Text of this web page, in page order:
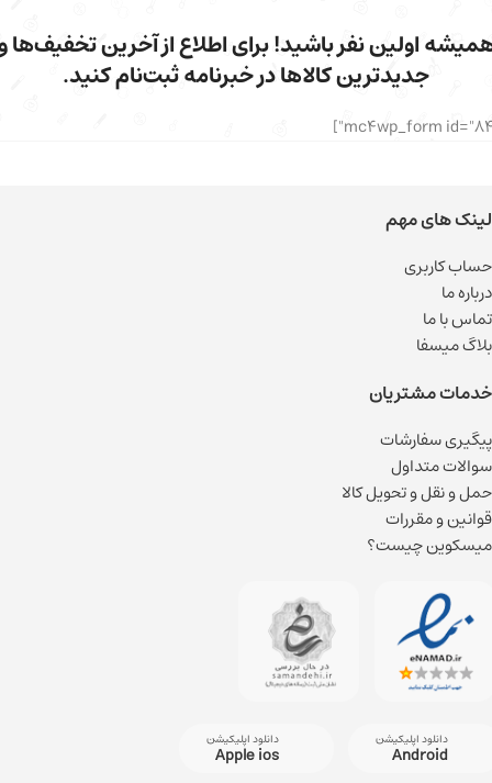
اولین نفر باشید! برای اطلاع از آخرین تخفیف‌ها
جدیدترین کالاها در خبرنامه ثبت‌نام کنید.
لینک های مهم
حساب کاربری
درباره ما
تماس با ما
بلاگ میسفا
خدمات مشتریان
پیگیری سفارشات
سوالات متداول
حمل و نقل و تحویل کالا
قوانین و مقررات
میسکوین چیست؟
دانلود اپلیکیشن
Android
دانلود اپلیکیشن
Apple ios